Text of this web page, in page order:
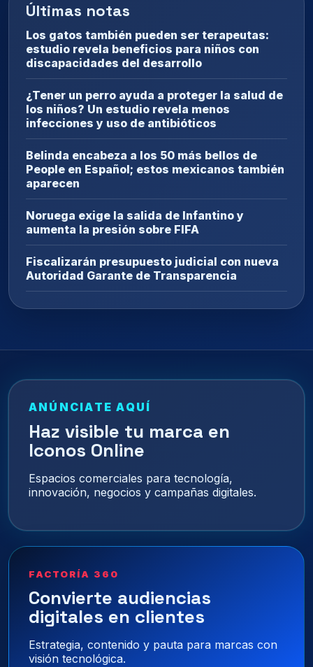
Últimas notas
Los gatos también pueden ser terapeutas:
estudio revela beneficios para niños con
discapacidades del desarrollo
¿Tener un perro ayuda a proteger la salud de
los niños? Un estudio revela menos
infecciones y uso de antibióticos
Belinda encabeza a los 50 más bellos de
People en Español; estos mexicanos también
aparecen
Noruega exige la salida de Infantino y
aumenta la presión sobre FIFA
Fiscalizarán presupuesto judicial con nueva
Autoridad Garante de Transparencia
ANÚNCIATE AQUÍ
Haz visible tu marca en
Iconos Online
Espacios comerciales para tecnología,
innovación, negocios y campañas digitales.
FACTORÍA 360
Convierte audiencias
digitales en clientes
Estrategia, contenido y pauta para marcas con
visión tecnológica.